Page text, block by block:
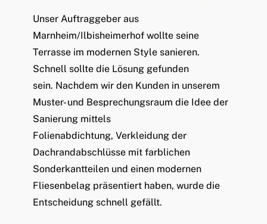
Unser Auftraggeber aus
Marnheim/Ilbisheimerhof wollte seine
Terrasse im modernen Style sanieren.
Schnell sollte die Lösung gefunden
sein. Nachdem wir den Kunden in unserem
Muster- und Besprechungsraum die Idee der
Sanierung mittels
Folienabdichtung, Verkleidung der
Dachrandabschlüsse mit farblichen
Sonderkantteilen und einen modernen
Fliesenbelag präsentiert haben, wurde die
Entscheidung schnell gefällt.